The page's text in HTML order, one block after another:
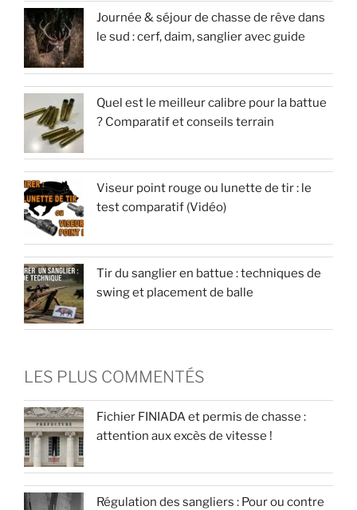
Journée & séjour de chasse de rêve dans
le sud : cerf, daim, sanglier avec guide
Quel est le meilleur calibre pour la battue
? Comparatif et conseils terrain
Viseur point rouge ou lunette de tir : le
test comparatif (Vidéo)
Tir du sanglier en battue : techniques de
swing et placement de balle
LES PLUS COMMENTÉS
Fichier FINIADA et permis de chasse :
attention aux excès de vitesse !
Régulation des sangliers : Pour ou contre